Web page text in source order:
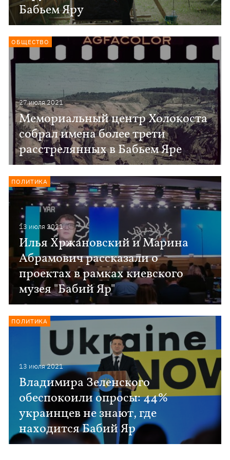
Бабьем Яру
27 июля 2021
Мемориальный центр Холокоста
собрал имена более трети
расстрелянных в Бабьем Яре
ОБЩЕСТВО
13 июля 2021
Илья Хржановский и Марина
Абрамович рассказали о
проектах в рамках киевского
музея "Бабий Яр"
ПОЛИТИКА
13 июля 2021
Владимира Зеленского
обеспокоили опросы: 44%
украинцев не знают, где
находится Бабий Яр
ПОЛИТИКА